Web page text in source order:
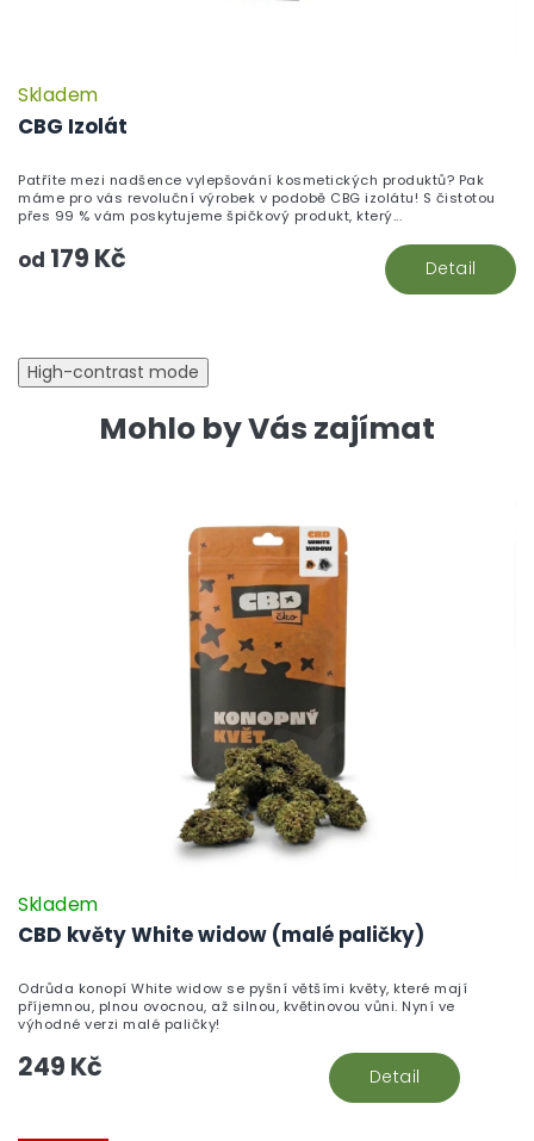
CBG Izolát
Skladem
od 179 Kč Detail
Patříte mezi nadšence vylepšování kosmetických produktů? Pak
máme pro vás revoluční výrobek v podobě CBG izolátu! S čistotou
přes 99 % vám poskytujeme špičkový produkt, který...
High-contrast mode
Mohlo by Vás zajímat
CBD květy White widow (malé paličky)
Skladem
249 Kč Detail
Odrůda konopí White widow se pyšní většími květy, které mají
příjemnou, plnou ovocnou, až silnou, květinovou vůni. Nyní ve
výhodné verzi malé paličky!